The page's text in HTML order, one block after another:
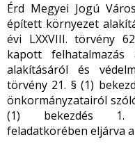
Érd Megyei Jogú
épített környezet
évi LXXVIII. törvény
kapott
alakításáról és
törvény 21. § (1)
önkormányzatairól
(1) bekezdés 1.
feladatkörében eljárva